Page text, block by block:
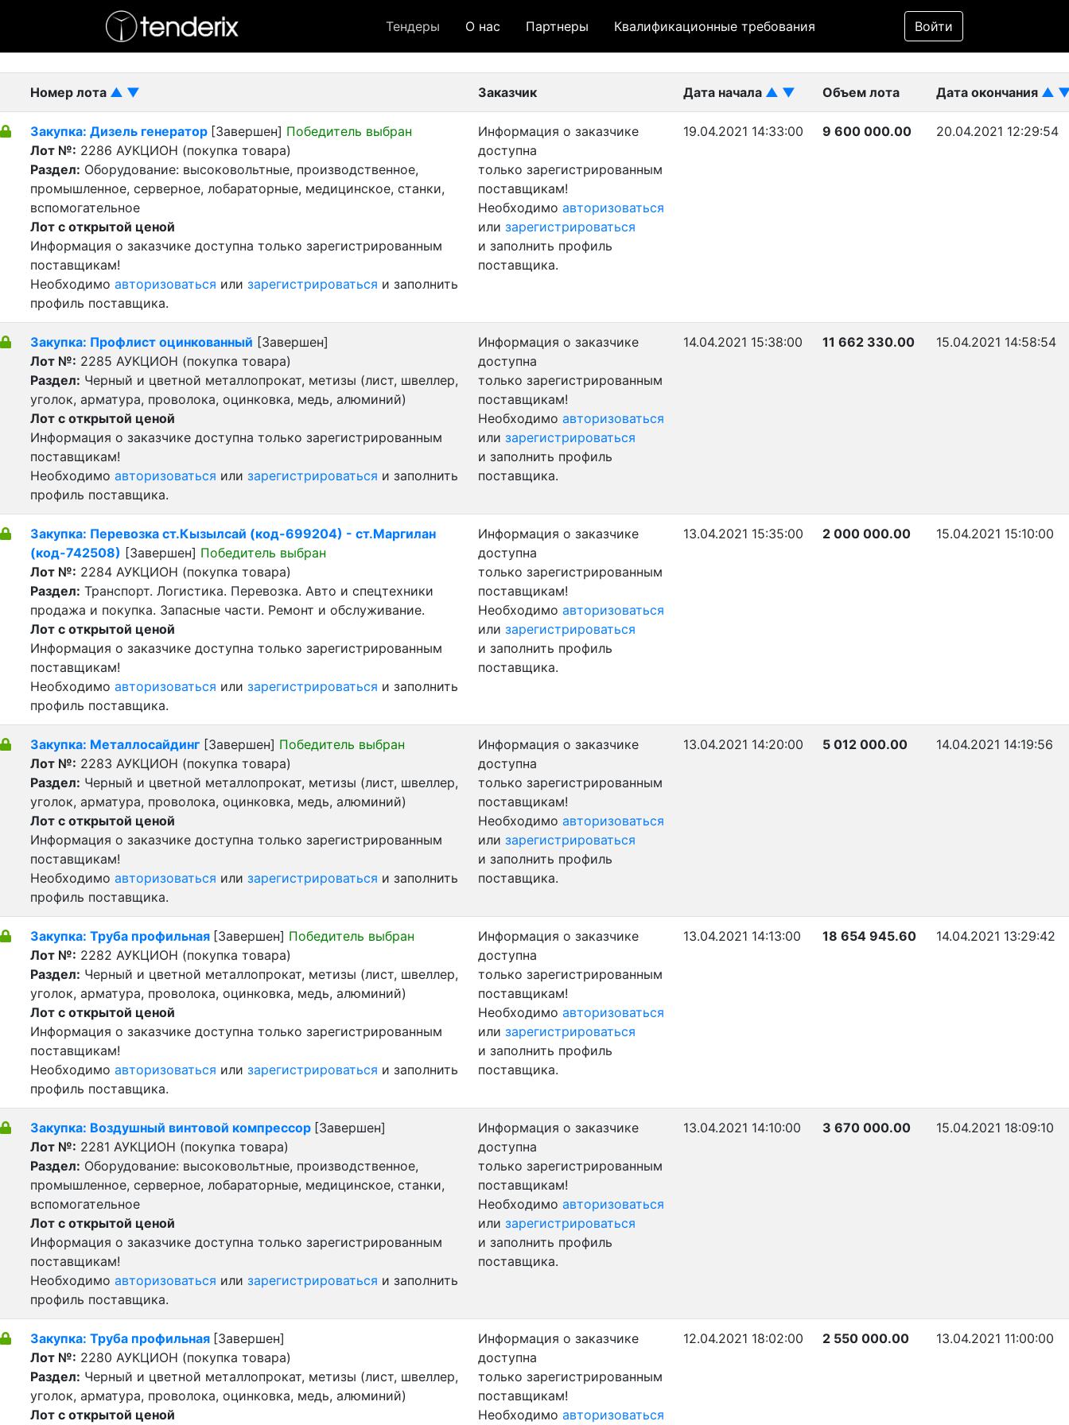
Тендеры О нас Партнеры Квалификационные требования Войти
Фильтр
- Завершенный лот
Номер лота ▲ ▼ Заказчик Дата начала ▲ ▼ Объем лота Дата окончания ▲
Закупка: Дизель генератор [Завершен] Победитель выбран
Лот №: 2286 АУКЦИОН (покупка товара)
Раздел: Оборудование: высоковольтные, производственное,
промышленное, серверное, лобараторные, медицинское, станки,
вспомогательное
Лот с открытой ценой
Информация о заказчике доступна только зарегистрированным
поставщикам!
Необходимо авторизоваться или зарегистрироваться и заполнить
профиль поставщика.
Информация о заказчике
доступна
только зарегистрированным
поставщикам!
Необходимо авторизоваться
или зарегистрироваться
и заполнить профиль
поставщика.
19.04.2021 14:33:00 9 600 000.00 20.04.2021 12:29:54
Закупка: Профлист оцинкованный [Завершен]
Лот №: 2285 АУКЦИОН (покупка товара)
Раздел: Черный и цветной металлопрокат, метизы (лист, швеллер,
уголок, арматура, проволока, оцинковка, медь, алюминий)
Лот с открытой ценой
Информация о заказчике доступна только зарегистрированным
поставщикам!
Необходимо авторизоваться или зарегистрироваться и заполнить
профиль поставщика.
Информация о заказчике
доступна
только зарегистрированным
поставщикам!
Необходимо авторизоваться
или зарегистрироваться
и заполнить профиль
поставщика.
14.04.2021 15:38:00 11 662 330.00 15.04.2021 14:58:54
Закупка: Перевозка ст.Кызылсай (код-699204) - ст.Маргилан
(код-742508) [Завершен] Победитель выбран
Лот №: 2284 АУКЦИОН (покупка товара)
Раздел: Транспорт. Логистика. Перевозка. Авто и спецтехники
продажа и покупка. Запасные части. Ремонт и обслуживание.
Лот с открытой ценой
Информация о заказчике доступна только зарегистрированным
поставщикам!
Необходимо авторизоваться или зарегистрироваться и заполнить
профиль поставщика.
Информация о заказчике
доступна
только зарегистрированным
поставщикам!
Необходимо авторизоваться
или зарегистрироваться
и заполнить профиль
поставщика.
13.04.2021 15:35:00 2 000 000.00 15.04.2021 15:10:00
Закупка: Металлосайдинг [Завершен] Победитель выбран
Лот №: 2283 АУКЦИОН (покупка товара)
Раздел: Черный и цветной металлопрокат, метизы (лист, швеллер,
уголок, арматура, проволока, оцинковка, медь, алюминий)
Лот с открытой ценой
Информация о заказчике доступна только зарегистрированным
поставщикам!
Необходимо авторизоваться или зарегистрироваться и заполнить
профиль поставщика.
Информация о заказчике
доступна
только зарегистрированным
поставщикам!
Необходимо авторизоваться
или зарегистрироваться
и заполнить профиль
поставщика.
13.04.2021 14:20:00 5 012 000.00 14.04.2021 14:19:56
Закупка: Труба профильная [Завершен] Победитель выбран
Лот №: 2282 АУКЦИОН (покупка товара)
Раздел: Черный и цветной металлопрокат, метизы (лист, швеллер,
уголок, арматура, проволока, оцинковка, медь, алюминий)
Лот с открытой ценой
Информация о заказчике доступна только зарегистрированным
поставщикам!
Необходимо авторизоваться или зарегистрироваться и заполнить
профиль поставщика.
Информация о заказчике
доступна
только зарегистрированным
поставщикам!
Необходимо авторизоваться
или зарегистрироваться
и заполнить профиль
поставщика.
13.04.2021 14:13:00 18 654 945.60 14.04.2021 13:29:42
Закупка: Воздушный винтовой компрессор [Завершен]
Лот №: 2281 АУКЦИОН (покупка товара)
Раздел: Оборудование: высоковольтные, производственное,
промышленное, серверное, лобараторные, медицинское, станки,
вспомогательное
Лот с открытой ценой
Информация о заказчике доступна только зарегистрированным
поставщикам!
Необходимо авторизоваться или зарегистрироваться и заполнить
профиль поставщика.
Информация о заказчике
доступна
только зарегистрированным
поставщикам!
Необходимо авторизоваться
или зарегистрироваться
и заполнить профиль
поставщика.
13.04.2021 14:10:00 3 670 000.00 15.04.2021 18:09:10
Закупка: Труба профильная [Завершен]
Лот №: 2280 АУКЦИОН (покупка товара)
Раздел: Черный и цветной металлопрокат, метизы (лист, швеллер,
уголок, арматура, проволока, оцинковка, медь, алюминий)
Лот с открытой ценой
Информация о заказчике
доступна
только зарегистрированным
поставщикам!
Необходимо авторизоваться
12.04.2021 18:02:00 2 550 000.00 13.04.2021 11:00:00